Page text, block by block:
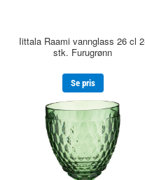
Iittala Raami vannglass 26 cl
stk. Furugrønn
Se pris